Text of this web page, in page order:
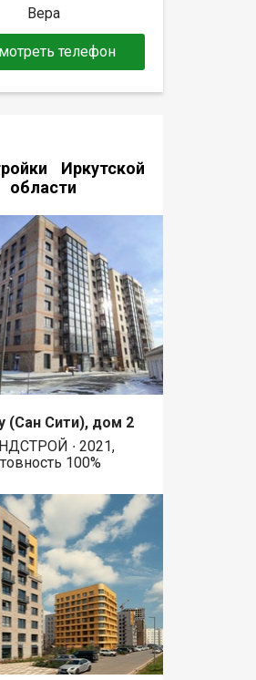
Вера
телефон
Иркутской
области
(Сан Сити), дом 2
∙ 2021,
100%